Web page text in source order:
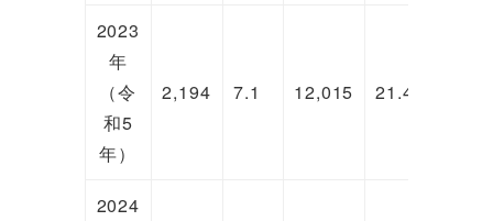
2023
年
（令
和5
年）
2,194 7.1 12,015 21.4
2024